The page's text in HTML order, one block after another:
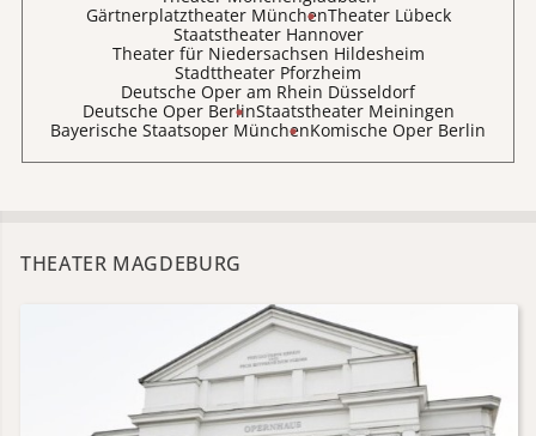
Gärtnerplatztheater MünchenTheater Lübeck
Staatstheater Hannover
Theater für Niedersachsen Hildesheim
Stadttheater Pforzheim
Deutsche Oper am Rhein Düsseldorf
Deutsche Oper BerlinStaatstheater Meiningen
Bayerische Staatsoper MünchenKomische Oper Berlin
THEATER MAGDEBURG